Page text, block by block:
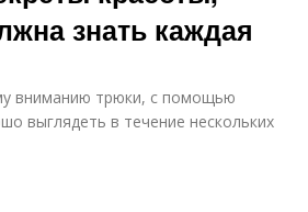
знать каждая
вниманию трюки, с помощью
выглядеть в течение нескольких